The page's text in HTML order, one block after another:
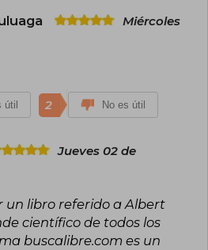
Miércoles
útil 2 No es útil
Jueves 02 de
un libro referido a Albert
científico de todos los
buscalibre.com es un